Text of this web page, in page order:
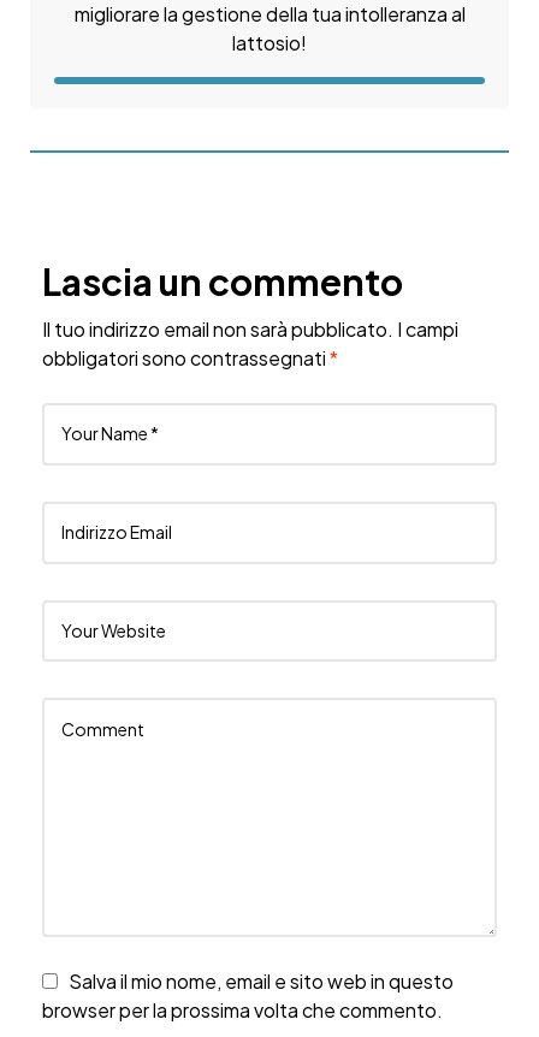
migliorare la gestione della tua intolleranza al
lattosio!
Lascia un commento
Il tuo indirizzo email non sarà pubblicato. I campi
obbligatori sono contrassegnati*
Salva il mio nome, email e sito web in questo
browser per la prossima volta che commento.